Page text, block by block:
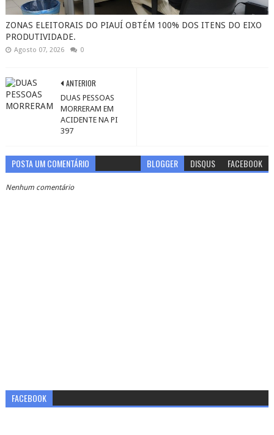
ZONAS ELEITORAIS DO PIAUÍ OBTÉM 100% DOS ITENS DO EIXO
PRODUTIVIDADE.
Agosto 07, 2026 0
ANTERIOR
DUAS PESSOAS
MORRERAM EM
ACIDENTE NA PI
397
POSTA UM COMENTÁRIO BLOGGER DISQUS FACEBOOK
Nenhum comentário
FACEBOOK